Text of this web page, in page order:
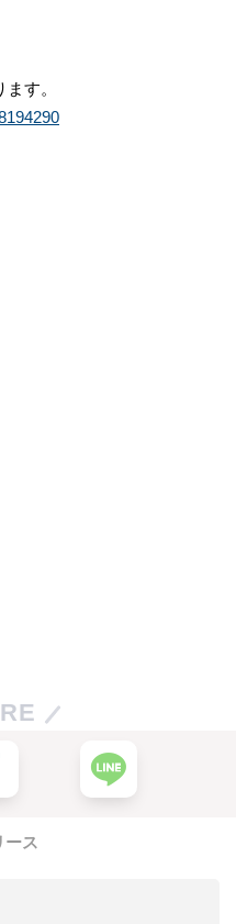
す。
ース